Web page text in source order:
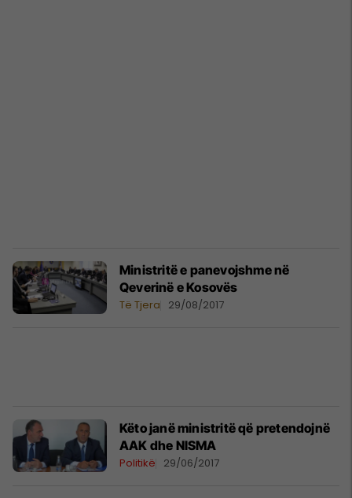
Ministritë e panevojshme në
Qeverinë e Kosovës
Të Tjera 29/08/2017
Këto janë ministritë që pretendojnë
AAK dhe NISMA
Politikë 29/06/2017